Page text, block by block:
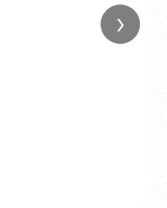
›